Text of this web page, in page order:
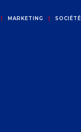
MARKETING SOCIÉTÉ